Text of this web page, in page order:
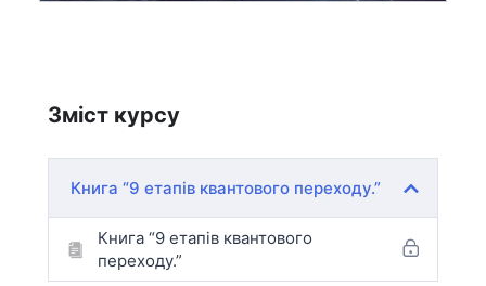
Зміст курсу
Книга “9 етапів квантового переходу.”
Книга “9 етапів квантового
переходу.”